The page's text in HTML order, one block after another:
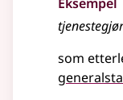
som